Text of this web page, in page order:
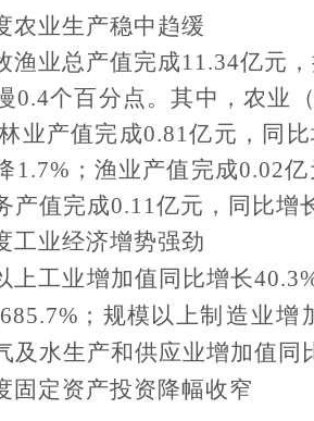
农业生产稳中趋缓
渔业总产值完成11.34亿元，
0.4个百分点 。其中，农业
林业产值完成0.81亿元，同比
1.7% ；渔业产值完成0.02亿
产值完成0.11亿元，同比增
工业经济增势强劲
上工业增加值同比增长40.3
685.7% ；规模以上制造业增
及水生产和供应业增加值同
固定资产投资降幅收窄